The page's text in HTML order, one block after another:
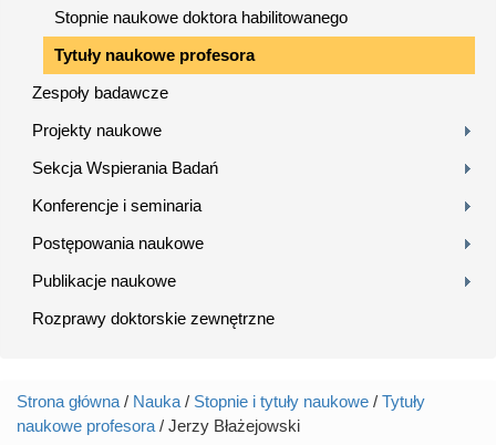
Stopnie naukowe doktora habilitowanego
Tytuły naukowe profesora
Zespoły badawcze
Projekty naukowe
Sekcja Wspierania Badań
Konferencje i seminaria
Postępowania naukowe
Publikacje naukowe
Rozprawy doktorskie zewnętrzne
Jesteś tutaj
Strona główna / Nauka / Stopnie i tytuły naukowe / Tytuły
naukowe profesora / Jerzy Błażejowski